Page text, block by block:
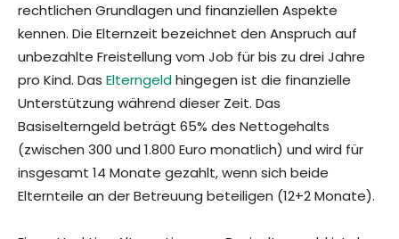
rechtlichen Grundlagen und finanziellen Aspekte
kennen. Die Elternzeit bezeichnet den Anspruch auf
unbezahlte Freistellung vom Job für bis zu drei Jahre
pro Kind. Das Elterngeldhingegen ist die finanzielle
Unterstützung während dieser Zeit. Das
Basiselterngeld beträgt 65% des Nettogehalts
(zwischen 300 und 1.800 Euro monatlich) und wird für
insgesamt 14 Monate gezahlt, wenn sich beide
Elternteile an der Betreuung beteiligen (12+2 Monate).